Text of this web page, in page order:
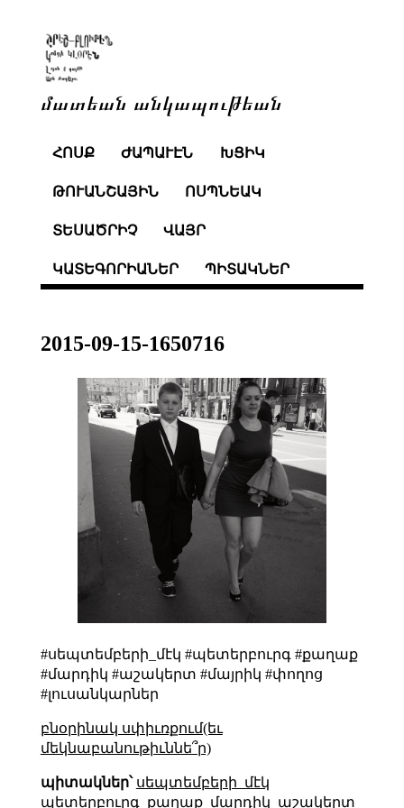
մատեան անկապութեան
ՀՈՍՔ ԺԱՊԱՒԷՆ ԽՑԻԿ
ԹՈՒԱՆՇԱՅԻՆ ՈՍՊՆԵԱԿ
ՏԵՍԱԾՐԻՉ ՎԱՅՐ
ԿԱՏԵԳՈՐԻԱՆԵՐ ՊԻՏԱԿՆԵՐ
2015-09-15-1650716
#սեպտեմբերի_մէկ #պետերբուրգ #քաղաք
#մարդիկ #աշակերտ #մայրիկ #փողոց
#լուսանկարներ
բնօրինակ սփիւռքում(եւ
մեկնաբանութիւննե՞ր)
պիտակներ՝ սեպտեմբերի_մէկ
պետերբուրգ քաղաք մարդիկ աշակերտ